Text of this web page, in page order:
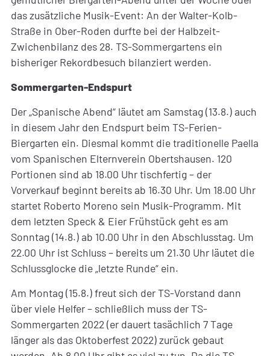
das zusätzliche Musik-Event: An der Walter-Kolb-
Straße in Ober-Roden durfte bei der Halbzeit-
Zwichenbilanz des 28. TS-Sommergartens ein
bisheriger Rekordbesuch bilanziert werden.
Sommergarten-Endspurt
Der „Spanische Abend“ läutet am Samstag (13.8.) auch
in diesem Jahr den Endspurt beim TS-Ferien-
Biergarten ein. Diesmal kommt die traditionelle Paella
vom Spanischen Elternverein Obertshausen. 120
Portionen sind ab 18.00 Uhr tischfertig – der
Vorverkauf beginnt bereits ab 16.30 Uhr. Um 18.00 Uhr
startet Roberto Moreno sein Musik-Programm. Mit
dem letzten Speck & Eier Frühstück geht es am
Sonntag (14.8.) ab 10.00 Uhr in den Abschlusstag. Um
22.00 Uhr ist Schluss – bereits um 21.30 Uhr läutet die
Schlussglocke die „letzte Runde“ ein.
Am Montag (15.8.) freut sich der TS-Vorstand dann
über viele Helfer – schließlich muss der TS-
Sommergarten 2022 (er dauert tasächlich 7 Tage
länger als das Oktoberfest 2022) zurück gebaut